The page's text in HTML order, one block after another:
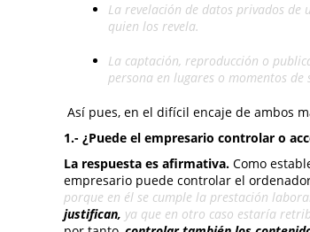
La revelación de datos privados
quien los revela.
La captación, reproducción o
persona en lugares o momentos
Así pues, en el difícil encaje de ambos
1.- ¿Puede el empresario controlar o
La respuesta es afirmativa. Como
empresario puede controlar el
porque en él se cumple la prestación
justifican, ya que en otro caso estaría